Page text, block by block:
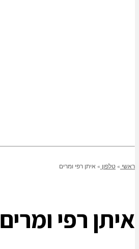
ראשי » טלפון » איתן רפי ומרים
איתן רפי ומרים